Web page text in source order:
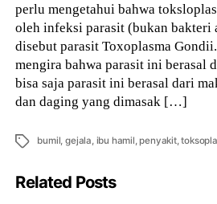
perlu mengetahui bahwa
oleh infeksi parasit (bukan bakteri
disebut parasit Toxoplasma
mengira bahwa parasit ini berasal
bisa saja parasit ini berasal dari
dan daging yang dimasak […]
Tags bumil,gejala, ibu hamil,penyakit,
Related Posts